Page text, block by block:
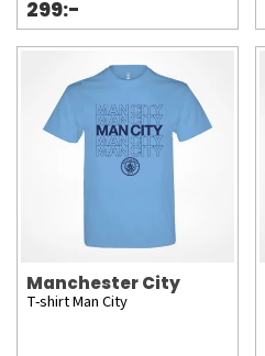
299:-
Manchester City
T-shirt Man City